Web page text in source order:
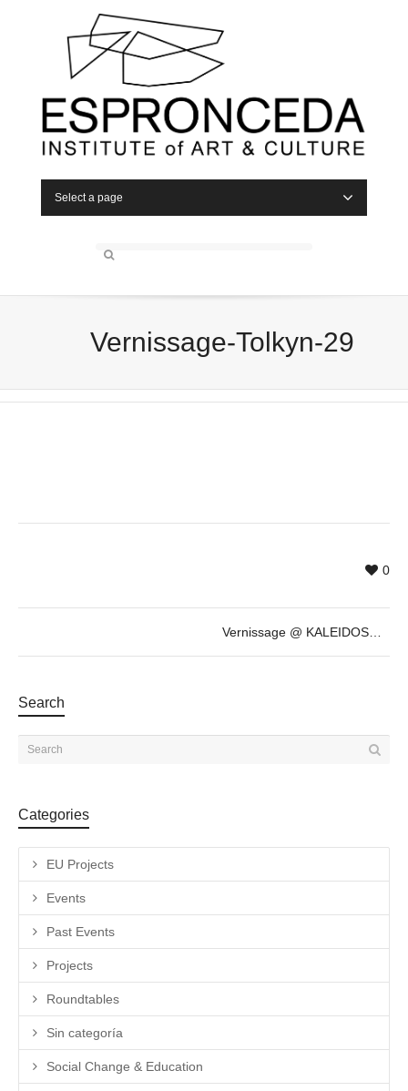
Select a page
Vernissage-Tolkyn-29
0
Search
Categories
EU Projects
Events
Past Events
Projects
Roundtables
Sin categoría
Social Change & Education